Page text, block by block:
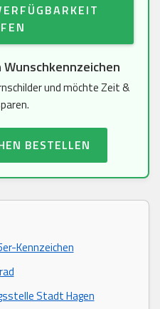
und möchte Zeit &
BESTELLEN
Kennzeichen
Stadt Hagen